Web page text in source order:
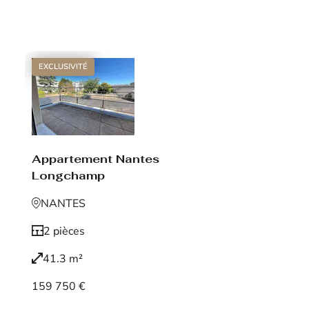
EXCLUSIVITÉ
Appartement Nantes
Longchamp
NANTES
2 pièces
41.3 m²
159 750 €